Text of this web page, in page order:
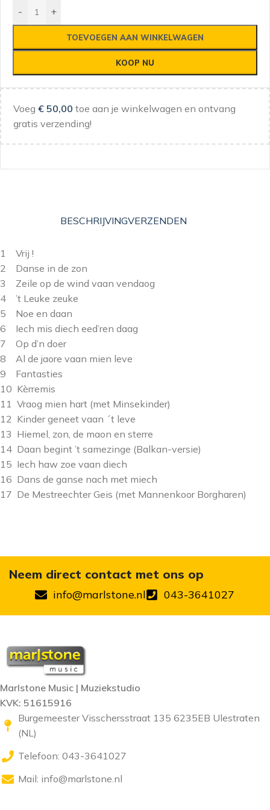
- +
TOEVOEGEN AAN WINKELWAGEN
KOOP NU
Voeg € 50,00 toe aan je winkelwagen en ontvang
gratis verzending!
BESCHRIJVINGVERZENDEN
1 Vrij !
2 Danse in de zon
3 Zeile op de wind vaan vendaog
4 ’t Leuke zeuke
5 Noe en daan
6 Iech mis diech eed’ren daag
7 Op d’n doer
8 Al de jaore vaan mien leve
9 Fantasties
10 Kèrremis
11 Vraog mien hart (met Minsekinder)
12 Kinder geneet vaan ´t leve
13 Hiemel, zon, de maon en sterre
14 Daan begint ’t samezinge (Balkan-versie)
15 Iech haw zoe vaan diech
16 Dans de ganse nach met miech
17 De Mestreechter Geis (met Mannenkoor Borgharen)
Neem direct contact met ons op
info@marlstone.nl 043-3641027
Marlstone Music | Muziekstudio
KVK: 51615916
Burgemeester Visschersstraat 135 6235EB Ulestraten
(NL)
Telefoon: 043-3641027
Mail: info@marlstone.nl